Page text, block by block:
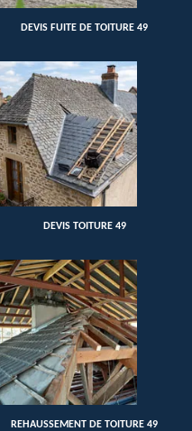
DEVIS FUITE DE TOITURE 49
DEVIS TOITURE 49
REHAUSSEMENT DE TOITURE 49